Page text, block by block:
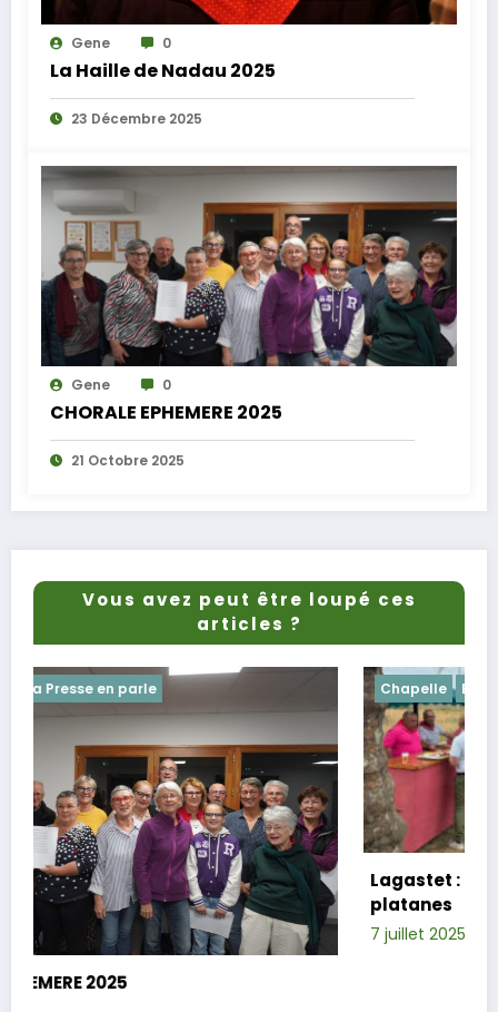
Gene 0
La Haille de Nadau 2025
23 Décembre 2025
Gene 0
CHORALE EPHEMERE 2025
21 Octobre 2025
Vous avez peut être loupé ces
articles ?
Chapelle
Lagastet : le repas champêtre réussi
platanes
7 juillet 2025 Xavier D.